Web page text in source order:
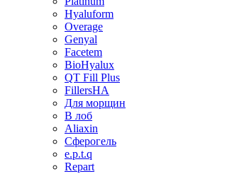
Hyaluform
Overage
Genyal
Facetem
BioHyalux
QT Fill Plus
FillersHA
Для морщин
В лоб
Aliaxin
Сферогель
e.p.t.q
Repart